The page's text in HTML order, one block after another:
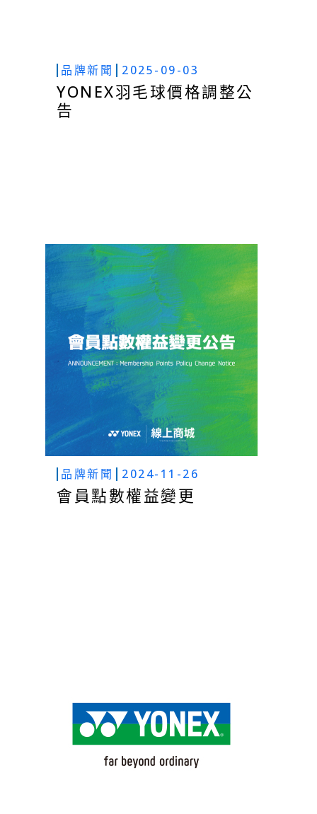
品牌新聞 2025-09-03
YONEX羽毛球價格調整公
告
品牌新聞 2024-11-26
會員點數權益變更